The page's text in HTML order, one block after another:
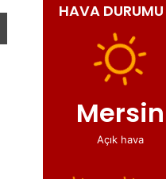
Yazdır HAVA DURUMU
Mersin
Açık hava